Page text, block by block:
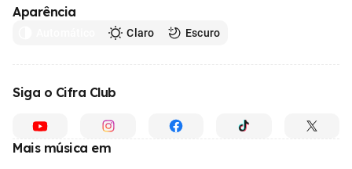
Aparência
Claro Escuro
Siga o Cifra Club
Mais música em